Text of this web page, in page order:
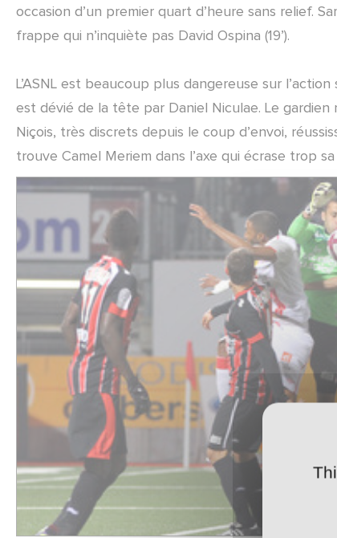
occasion d’un premier quart d’heure sans relief.
frappe qui n’inquiète pas David Ospina (19’).
L’ASNL est beaucoup plus dangereuse sur
est dévié de la tête par Daniel Niculae. Le gardien
Niçois, très discrets depuis le coup d’envoi,
trouve Camel Meriem dans l’axe qui écrase trop sa